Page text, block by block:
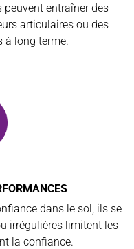
peuvent entraîner des
articulaires ou des
à long terme.
dans le sol, ils se
irrégulières limitent les
la confiance.